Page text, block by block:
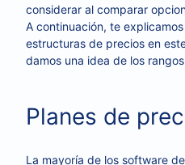
considerar al comparar
A continuación, te
estructuras de precios en
damos una idea de los
Planes de
La mayoría de los software